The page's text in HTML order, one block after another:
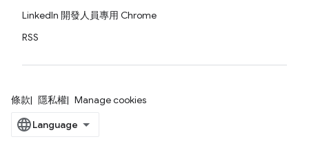
LinkedIn 開發人員專用 Chrome
RSS
條款 隱私權 Manage cookies